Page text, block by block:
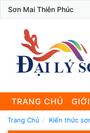
Sơn Mai Thiên Phúc
TRANG CHỦ
Trang Chủ Kiến thức